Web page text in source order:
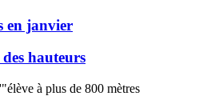
en janvier
hauteurs
à plus de 800 mètres